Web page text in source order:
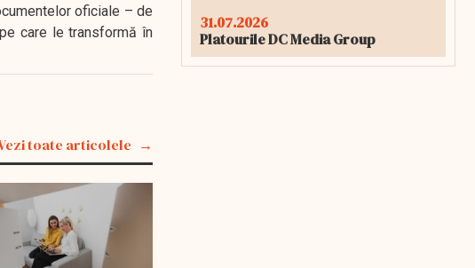
oficiale – de
care le transformă în
toate articolele
31.07.2026
Platourile DC Media Group